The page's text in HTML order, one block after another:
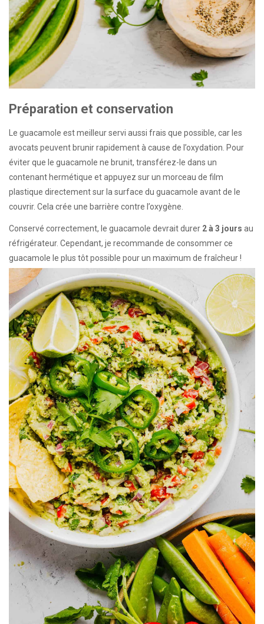
Préparation et conservation
Le guacamole est meilleur servi aussi frais que possible, car les
avocats peuvent brunir rapidement à cause de l’oxydation. Pour
éviter que le guacamole ne brunit, transférez-le dans un
contenant hermétique et appuyez sur un morceau de film
plastique directement sur la surface du guacamole avant de le
couvrir. Cela crée une barrière contre l’oxygène.
Conservé correctement, le guacamole devrait durer 2 à 3 jours au
réfrigérateur. Cependant, je recommande de consommer ce
guacamole le plus tôt possible pour un maximum de fraîcheur !